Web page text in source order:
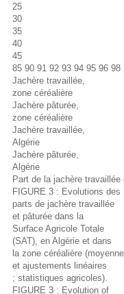
25
30
35
40
45
85 90 91 92 93 94 95 96 98
Jachère travaillée,
zone céréalière
Jachère pâturée,
zone céréalière
Jachère travaillée,
Algérie
Jachère pâturée,
Algérie
Part de la jachère
FIGURE 3 : Evolutions des
parts de jachère travaillée
et pâturée dans la
Surface Agricole Totale
(SAT), en Algérie et dans
la zone céréalière
et ajustements linéaires
; statistiques agricoles).
FIGURE 3 : Evolution of